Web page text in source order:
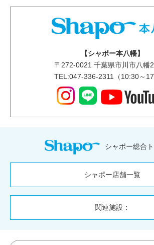
【シャポー本八幡】
〒 272-0021 千葉県市川市八幡
TEL:047-336-2311（10:30～
シャポー総合
シャポー店舗一覧
関連施設：